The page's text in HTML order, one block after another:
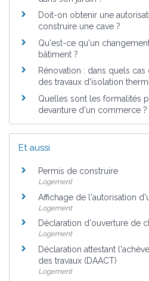
Doit-on obtenir une
construire une cave ?
Qu'est-ce qu'un
bâtiment ?
Rénovation : dans quels
des travaux d'isolation
Quelles sont les formalités
devanture d'un commerce ?
Et aussi
Permis de construire
Logement
Affichage de l'autorisation
Logement
Déclaration d'ouverture de
Logement
Déclaration attestant
des travaux (DAACT)
Logement